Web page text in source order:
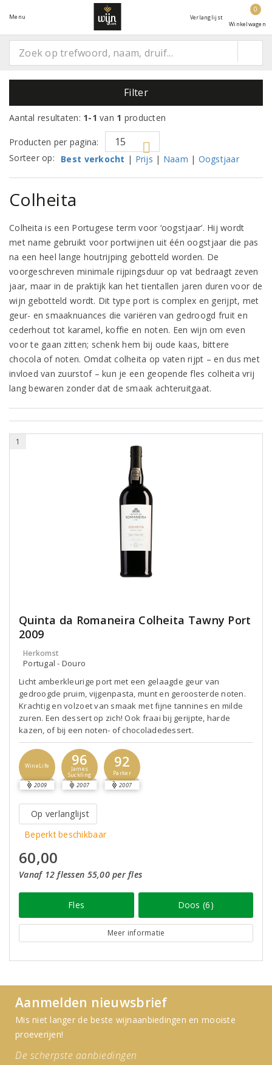
Menu Verlanglijst
0
Winkelwagen
Filter
Aantal resultaten: 1-1 van 1 producten
Producten per pagina:
Sorteer op:
Best verkocht | Prijs | Naam | Oogstjaar
Colheita
Colheita is een Portugese term voor ‘oogstjaar’. Hij wordt
met name gebruikt voor portwijnen uit één oogstjaar die pas
na een heel lange houtrijping gebotteld worden. De
voorgeschreven minimale rijpingsduur op vat bedraagt zeven
jaar, maar in de praktijk kan het tientallen jaren duren voor de
wijn gebotteld wordt. Dit type port is complex en gerijpt, met
geur- en smaaknuances die variëren van gedroogd fruit en
cederhout tot karamel, koffie en noten. Een wijn om even
voor te gaan zitten; schenk hem bij oude kaas, bittere
chocola of noten. Omdat colheita op vaten rijpt – en dus met
invloed van zuurstof – kun je een geopende fles colheita vrij
lang bewaren zonder dat de smaak achteruitgaat.
1
Quinta da Romaneira Colheita Tawny Port
2009
Herkomst
Portugal - Douro
Licht amberkleurige port met een gelaagde geur van
gedroogde pruim, vijgenpasta, munt en geroosterde noten.
Krachtig en volzoet van smaak met fijne tannines en milde
zuren. Een dessert op zich! Ook fraai bij gerijpte, harde
kazen, of bij een noten- of chocoladedessert.
WineLife
2009
96
James
Suckling
2007
92
Parker
2007
Op verlanglijst
Beperkt beschikbaar
60,00
Vanaf 12 flessen 55,00 per fles
Fles Doos (6)
Meer informatie
Aanmelden nieuwsbrief
Mis niet langer de beste wijnaanbiedingen en mooiste
proeverijen!
De scherpste aanbiedingen